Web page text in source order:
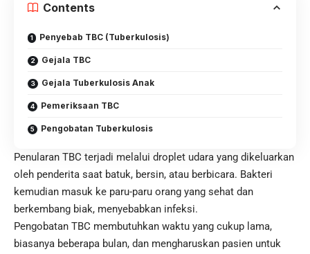
Contents
Penyebab TBC (Tuberkulosis)
Gejala TBC
Gejala Tuberkulosis Anak
Pemeriksaan TBC
Pengobatan Tuberkulosis
Penularan TBC terjadi melalui droplet udara yang dikeluarkan
oleh penderita saat batuk, bersin, atau berbicara. Bakteri
kemudian masuk ke paru-paru orang yang sehat dan
berkembang biak, menyebabkan infeksi.
Pengobatan TBC membutuhkan waktu yang cukup lama,
biasanya beberapa bulan, dan mengharuskan pasien untuk